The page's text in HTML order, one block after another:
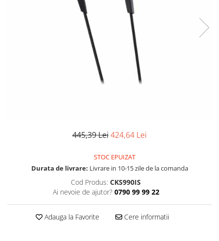
Cabluri Audio cu Conectori
Stage Box Multicore
Moving head-uri – Spot
445,39 Lei424,64 Lei
STOC EPUIZAT
Durata de livrare: Livrare in 10-15 zile de la comanda
Cod Produs: CKS990IS
Ai nevoie de ajutor? 0790 99 99 22
Adauga la Favorite Cere informatii